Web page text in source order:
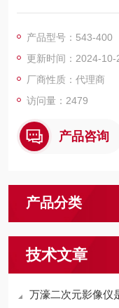
置。
3.可通过调零／原点
可返回到原点位置并显
产品型号：543-400
更新时间：2024-10-
厂商性质：代理商
访问量：2479
产品咨询
产品分类
技术文章
万濠二次元影像仪